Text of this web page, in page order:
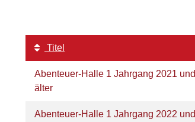
Titel
Abenteuer-Halle 1 Jahrgang 2021 und
älter
Abenteuer-Halle 1 Jahrgang 2022 und